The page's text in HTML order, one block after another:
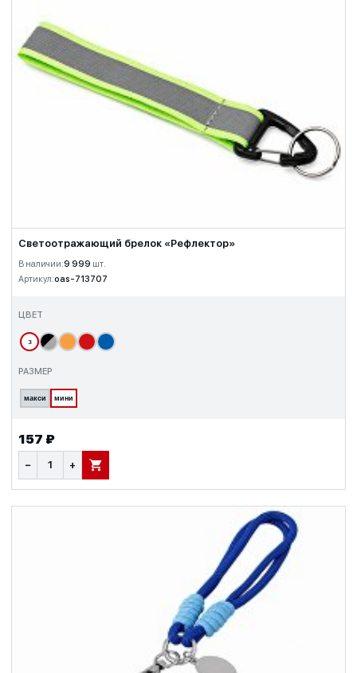
Светоотражающий брелок «Рефлектор»
В наличии:9 999 шт.
Артикул:oas-713707
ЦВЕТ
з
РАЗМЕР
макси мини
157 ₽
− + В КОРЗИНУ